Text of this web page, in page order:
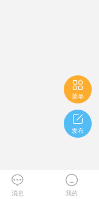

菜单

发布

消息

我的